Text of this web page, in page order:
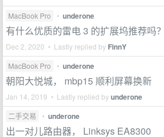
MacBook Pro • underone
有什么优质的雷电 3 的扩展坞推荐吗？
Dec 2, 2020 • Lastly replied by FinnY
MacBook Pro • underone
朝阳大悦城， mbp15 顺利屏幕换新
Jan 14, 2019 • Lastly replied byunderone
二手交易 • underone
出一对儿路由器， Linksys EA8300